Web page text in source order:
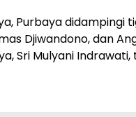
Purbaya didampingi
Djiwandono, dan
Sri Mulyani